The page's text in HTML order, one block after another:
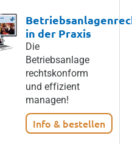
in der Praxis
Die
Betriebsanlage
rechtskonform
und effizient
managen!
Info & bestellen